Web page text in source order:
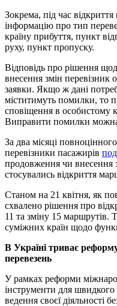
Зокрема, під час
інформацію про тип
країну прибуття, пункт
руху, пункт пропуску.
Відповідь про рішення
внесення змін перевізник
заявки. Якщо ж дані
міститимуть помилки, то
сповіщення в особистому
Виправити помилки можна
За два місяці
перевізники пасажирів
продовження чи внесення
стосувались відкриття
Станом на 21 квітня, як
схвалено рішення про
11 та зміну 15 маршрутів.
суміжних країн щодо
В Україні триває
перевезень
У рамках реформи
інструменти для
ведення своєї діяльності